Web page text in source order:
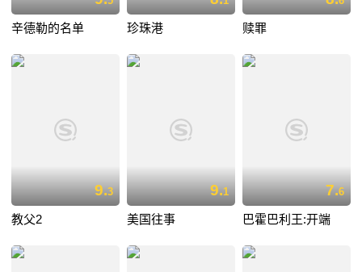
辛德勒的名单 珍珠港 赎罪
9.3
教父2
9.1
美国往事
7.6
巴霍巴利王:开端